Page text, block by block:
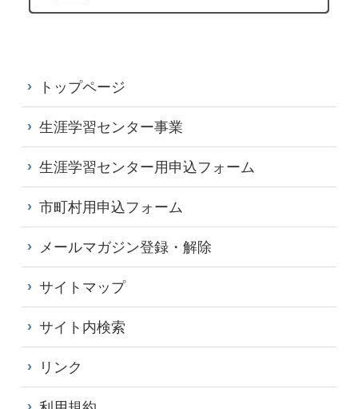
トップページ
生涯学習センター事業
生涯学習センター用申込フォーム
市町村用申込フォーム
メールマガジン登録・解除
サイトマップ
サイト内検索
リンク